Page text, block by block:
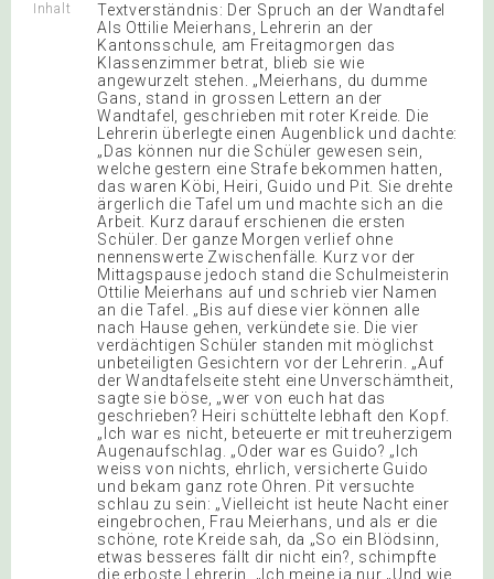
Inhalt
Textverständnis: Der Spruch an der Wandtafel
Als Ottilie Meierhans, Lehrerin an der
Kantonsschule, am Freitagmorgen das
Klassenzimmer betrat, blieb sie wie
angewurzelt stehen. „Meierhans, du dumme
Gans, stand in grossen Lettern an der
Wandtafel, geschrieben mit roter Kreide. Die
Lehrerin überlegte einen Augenblick und dachte:
„Das können nur die Schüler gewesen sein,
welche gestern eine Strafe bekommen hatten,
das waren Köbi, Heiri, Guido und Pit. Sie drehte
ärgerlich die Tafel um und machte sich an die
Arbeit. Kurz darauf erschienen die ersten
Schüler. Der ganze Morgen verlief ohne
nennenswerte Zwischenfälle. Kurz vor der
Mittagspause jedoch stand die Schulmeisterin
Ottilie Meierhans auf und schrieb vier Namen
an die Tafel. „Bis auf diese vier können alle
nach Hause gehen, verkündete sie. Die vier
verdächtigen Schüler standen mit möglichst
unbeteiligten Gesichtern vor der Lehrerin. „Auf
der Wandtafelseite steht eine Unverschämtheit,
sagte sie böse, „wer von euch hat das
geschrieben? Heiri schüttelte lebhaft den Kopf.
„Ich war es nicht, beteuerte er mit treuherzigem
Augenaufschlag. „Oder war es Guido? „Ich
weiss von nichts, ehrlich, versicherte Guido
und bekam ganz rote Ohren. Pit versuchte
schlau zu sein: „Vielleicht ist heute Nacht einer
eingebrochen, Frau Meierhans, und als er die
schöne, rote Kreide sah, da „So ein Blödsinn,
etwas besseres fällt dir nicht ein?, schimpfte
die erboste Lehrerin. „Ich meine ja nur „Und wie